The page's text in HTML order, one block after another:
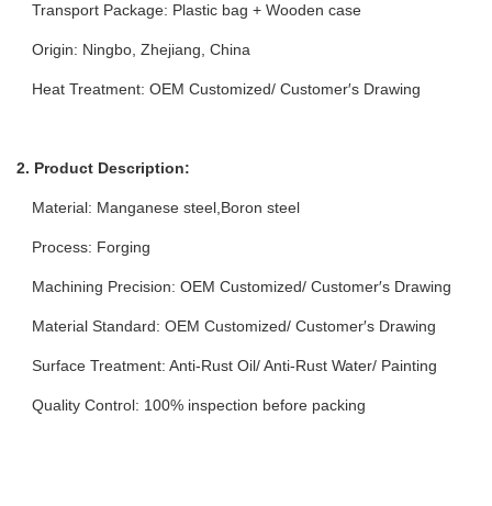
Transport Package: Plastic bag + Wooden case
Origin: Ningbo, Zhejiang, China
Heat Treatment: OEM Customized/ Customer′s Drawing
2. Product Description:
Material: Manganese steel,Boron steel
Process: Forging
Machining Precision: OEM Customized/ Customer′s Drawing
Material Standard: OEM Customized/ Customer′s Drawing
Surface Treatment: Anti-Rust Oil/ Anti-Rust Water/ Painting
Quality Control: 100% inspection before packing